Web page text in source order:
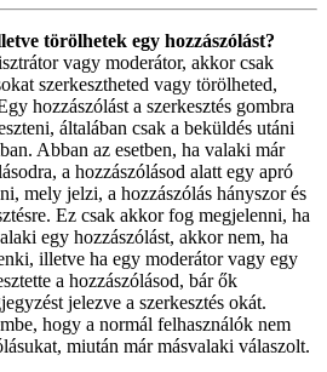
törölhetek egy hozzászólást?
vagy moderátor, akkor csak
szerkesztheted vagy törölheted,
hozzászólást a szerkesztés gombra
általában csak a beküldés utáni
Abban az esetben, ha valaki már
a hozzászólásod alatt egy apró
mely jelzi, a hozzászólás hányszor és
Ez csak akkor fog megjelenni, ha
egy hozzászólást, akkor nem, ha
illetve ha egy moderátor vagy egy
a hozzászólásod, bár ők
jelezve a szerkesztés okát.
hogy a normál felhasználók nem
miután már másvalaki válaszolt.